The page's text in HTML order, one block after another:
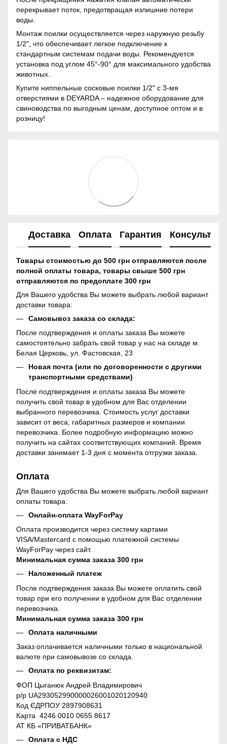
перекрывает поток, предотвращая излишние потери
воды.
Монтаж поилки осуществляется через наружную резьбу
1/2", что обеспечивает легкое подключение к
стандартным системам подачи воды. Рекомендуется
установка под углом 45°-90° для максимального удобства
животных.
Купите ниппельные сосковые поилки 1/2" с 3-мя
отверстиями в DEYARDA – надежное оборудование для
свиноводства по выгодным ценам, доступное оптом и в
розницу!
Доставка Оплата Гарантия
Товары стоимостью до 500 грн отправляются после
полной оплаты товара, товары свыше 500 грн
отправляются по предоплате 300 грн
Для Вашего удобства Вы можете выбрать любой вариант
доставки товара:
Самовывоз заказа со склада:
После подтверждения и оплаты заказа Вы можете
самостоятельно забрать свой товар у нас на складе м.
Белая Церковь, ул. Фастовская, 23
Новая почта (или по договоренности с другими
транспортными средствами)
После подтверждения и оплаты заказа Вы можете
получить свой товар в удобном для Вас отделении
выбранного перевозчика. Стоимость услуг доставки
зависит от веса, габаритных размеров и компании
перевозчика. Более подробную информацию можно
получить на сайтах соответствующих компаний. Время
доставки занимает 1-3 дня с момента отгрузки заказа.
Оплата
Для Вашего удобства Вы можете выбрать любой вариант
оплаты товара:
Онлайн-оплата WayForPay
Оплата производится через систему картами
VISA/Mastercard с помощью платежной системы
WayForPay через сайт.
Минимальная сумма заказа 300 грн
Наложенный платеж
После подтверждения заказа Вы можете оплатить свой
товар при его получении в удобном для Вас отделении
перевозчика.
Минимальная сумма заказа 300 грн
Оплата наличными
Заказ оплачивается наличными только в национальной
валюте при самовывозе со склада.
Оплата по реквизитам:
ФОП Цыганюк Андрей Владимирович
р/р UA293052990000026001020120940
Код ЄДРПОУ 2897908631
Карта 4246 0010 0655 8617
АТ КБ «ПРИВАТБАНК»
Оплата с НДС